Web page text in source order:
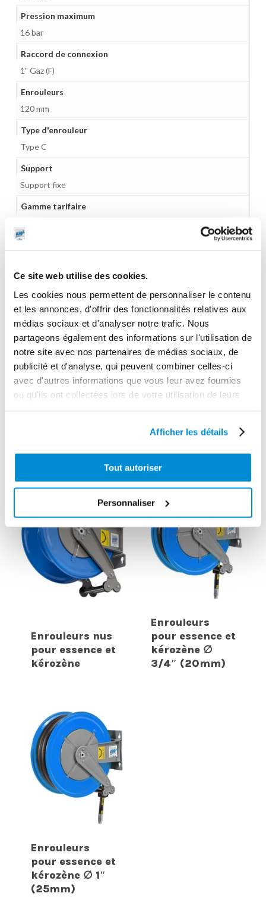
Ce site web utilise des cookies.
Les cookies nous permettent de personnaliser le contenu
et les annonces, d'offrir des fonctionnalités relatives aux
médias sociaux et d'analyser notre trafic. Nous
partageons également des informations sur l'utilisation de
notre site avec nos partenaires de médias sociaux, de
publicité et d'analyse, qui peuvent combiner celles-ci
avec d'autres informations que vous leur avez fournies
ou qu'ils ont collectées lors de votre utilisation de leurs
Afficher les détails
Tout autoriser
Personnaliser
Pression maximum
16 bar
Raccord de connexion
1" Gaz (F)
Enrouleurs
120 mm
Type d'enrouleur
Type C
Support
Support fixe
Gamme tarifaire
Poids (kg)
37.0000
Garantie
2 ans
Gencode
3284660418499
INTERESSER
Enrouleurs nus
pour essence et
kérozène
Enrouleurs
pour essence et
kérozène ∅
3/4″ (20mm)
Enrouleurs
pour essence et
kérozène ∅ 1″
(25mm)